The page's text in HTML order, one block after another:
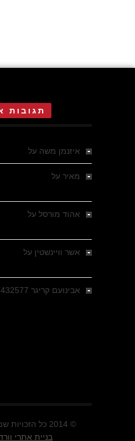
תגובות
איזנמן משה על
מאיר על
אהוד מורסל על
אשר וויינשטין על
אבינועם קריגר 097432577
© 2014 כל הזכויות שמורות.
בניית אתרי